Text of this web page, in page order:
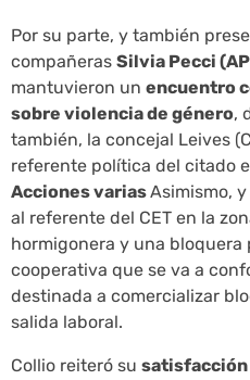
Por su parte, y también
compañeras Silvia Pecci
mantuvieron un encuentro
sobre violencia de género,
también, la concejal Leives
referente política del citado
Acciones variasAsimismo,
al referente del CET en la
hormigonera y una bloquera
cooperativa que se va a
destinada a comercializar
salida laboral.
Collio reiteró su satisfacción